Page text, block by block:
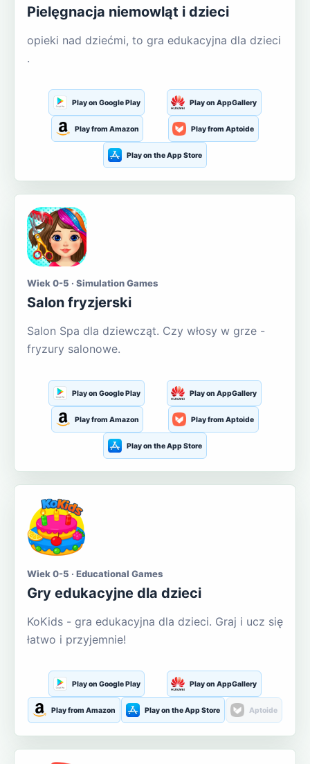
Pielęgnacja niemowląt i dzieci
opieki nad dziećmi, to gra edukacyjna dla dzieci
.
Play on Google Play Play on AppGallery
Play from Amazon Play from Aptoide
Play on the App Store
Wiek 0-5 · Simulation Games
Salon fryzjerski
Salon Spa dla dziewcząt. Czy włosy w grze -
fryzury salonowe.
Play on Google Play Play on AppGallery
Play from Amazon Play from Aptoide
Play on the App Store
Wiek 0-5 · Educational Games
Gry edukacyjne dla dzieci
KoKids - gra edukacyjna dla dzieci. Graj i ucz się
łatwo i przyjemnie!
Play on Google Play Play on AppGallery
Play from Amazon Play on the App Store Aptoide